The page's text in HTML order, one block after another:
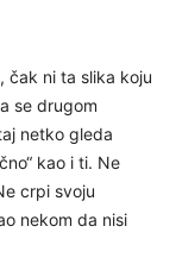
čak ni ta slika koju
se drugom
netko gleda
kao i ti. Ne
crpi svoju
nekom da nisi